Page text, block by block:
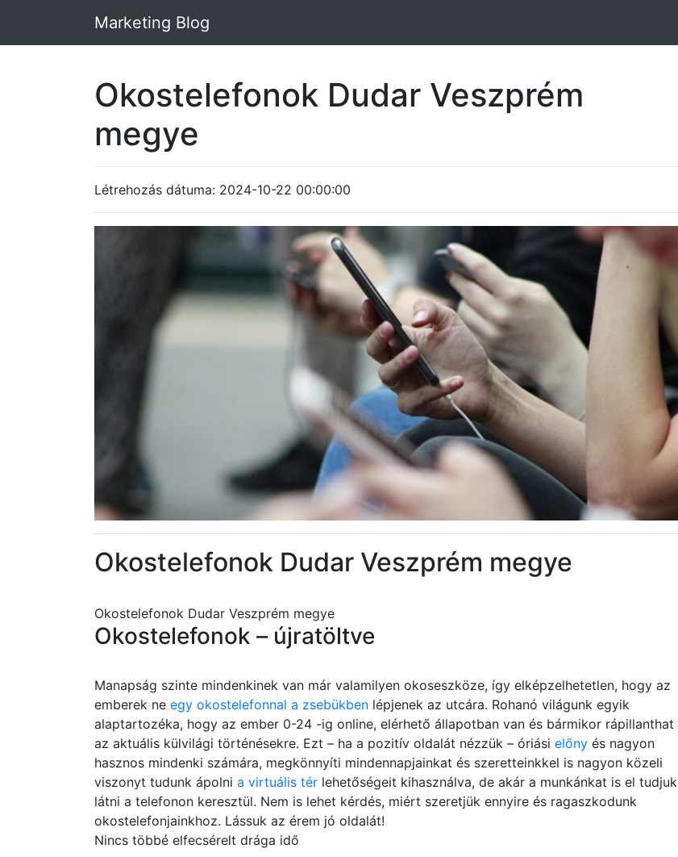
Marketing Blog
Okostelefonok Dudar Veszprém
megye
Létrehozás dátuma: 2024-10-22 00:00:00
Okostelefonok Dudar Veszprém megye
Okostelefonok Dudar Veszprém megye
Okostelefonok – újratöltve
Manapság szinte mindenkinek van már valamilyen okoseszköze, így elképzelhetetlen, hogy az
emberek ne egy okostelefonnal a zsebükben lépjenek az utcára. Rohanó világunk egyik
alaptartozéka, hogy az ember 0-24 -ig online, elérhető állapotban van és bármikor rápillanthat
az aktuális külvilági történésekre. Ezt – ha a pozitív oldalát nézzük – óriási előny és nagyon
hasznos mindenki számára, megkönnyíti mindennapjainkat és szeretteinkkel is nagyon közeli
viszonyt tudunk ápolni a virtuális tér lehetőségeit kihasználva, de akár a munkánkat is el tudjuk
látni a telefonon keresztül. Nem is lehet kérdés, miért szeretjük ennyire és ragaszkodunk
okostelefonjainkhoz. Lássuk az érem jó oldalát!
Nincs többé elfecsérelt drága idő